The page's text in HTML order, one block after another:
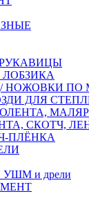
НОЖОВКИ ПО
ДЛЯ
СКОТЧ,
ПЛЁНКА
и дрели